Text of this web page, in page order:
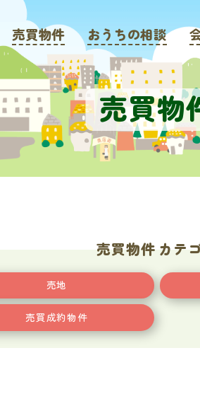
売買物件 おうちの相談
売買物
売買物件 カテ
売地
売買成約物件